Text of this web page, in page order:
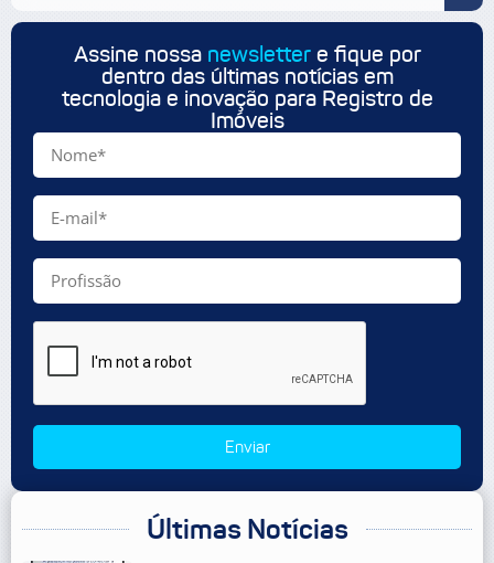
Assine nossa newslettere fique por
dentro das últimas notícias em
tecnologia e inovação para Registro de
Imóveis
Enviar
Últimas Notícias